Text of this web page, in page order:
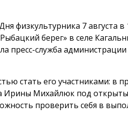
физкультурника 7 августа в
берег» в селе
пресс-служба администрации
стать его участниками: в
Ирины Михайлюк под
проверить себя в